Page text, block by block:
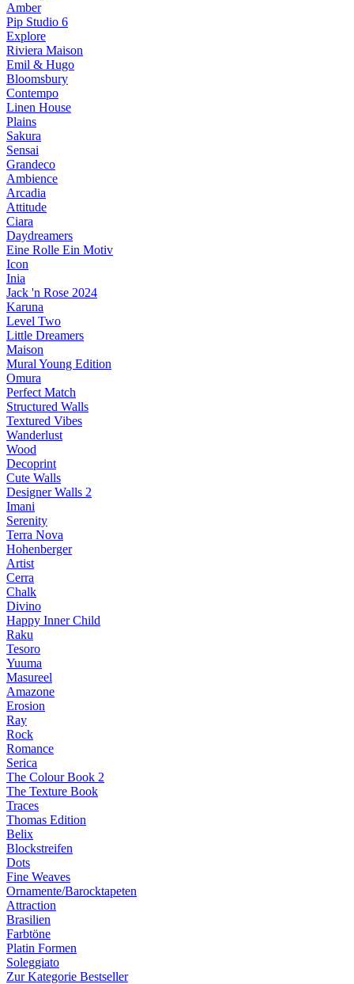
Amber
Pip Studio 6
Explore
Riviera Maison
Emil & Hugo
Bloomsbury
Contempo
Linen House
Plains
Sakura
Sensai
Grandeco
Ambience
Arcadia
Attitude
Ciara
Daydreamers
Eine Rolle Ein Motiv
Icon
Inia
Jack 'n Rose 2024
Karuna
Level Two
Little Dreamers
Maison
Mural Young Edition
Omura
Perfect Match
Structured Walls
Textured Vibes
Wanderlust
Wood
Decoprint
Cute Walls
Designer Walls 2
Imani
Serenity
Terra Nova
Hohenberger
Artist
Cerra
Chalk
Divino
Happy Inner Child
Raku
Tesoro
Yuuma
Masureel
Amazone
Erosion
Ray
Rock
Romance
Serica
The Colour Book 2
The Texture Book
Traces
Thomas Edition
Belix
Blockstreifen
Dots
Fine Weaves
Ornamente/Barocktapeten
Attraction
Brasilien
Farbtöne
Platin Formen
Soleggiato
Zur Kategorie Bestseller